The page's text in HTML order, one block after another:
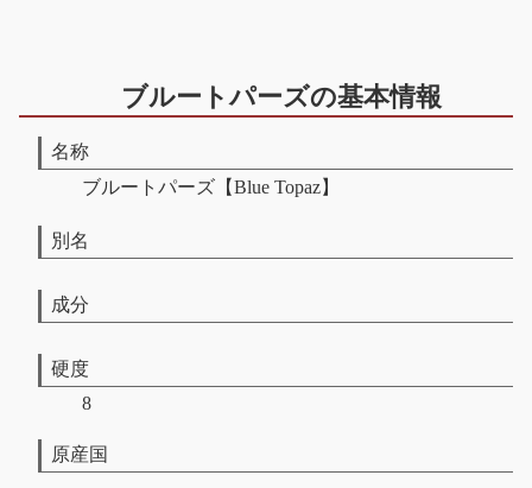
ブルートパーズの基本情報
名称
ブルートパーズ【Blue Topaz】
別名
成分
硬度
8
原産国